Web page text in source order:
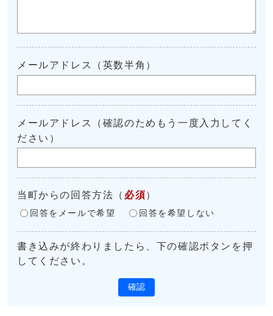
メールアドレス（英数半角）
メールアドレス（確認のためもう一度入力してく
ださい）
当町からの回答方法 （ 必須 ）
回答をメールで希望 回答を希望しない
書き込みが終わりましたら、下の確認ボタンを押
してください。
確認